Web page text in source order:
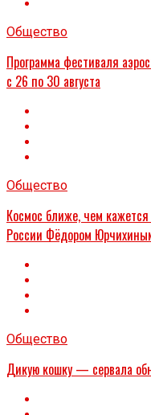
Общество
Программа фестиваля
с 26 по 30 августа
Общество
Космос ближе, чем кажется
России Фёдором
Общество
Дикую кошку — сервала